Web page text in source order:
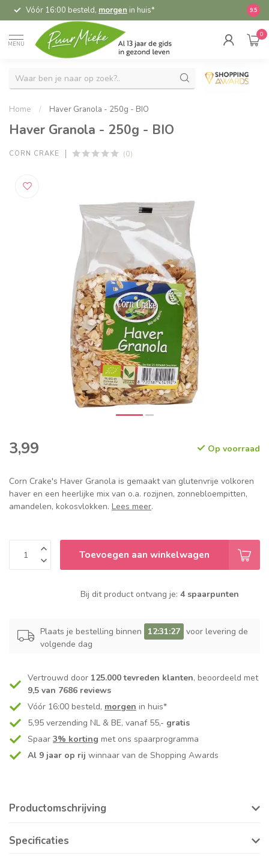
Vóór 16:00 besteld, morgen in huis* 9.5
MENU
0
Home / Haver Granola - 250g - BIO
Haver Granola - 250g - BIO
CORN CRAKE (0)
3,99 Op voorraad
Corn Crake's Haver Granola is gemaakt van glutenvrije volkoren
haver en een heerlijke mix van o.a. rozijnen, zonnebloempitten,
amandelen, kokosvlokken. Lees meer.
Toevoegen aan winkelwagen
Bij dit product ontvang je: 4 spaarpunten
Plaats je bestelling binnen 12:31:27 voor levering de
volgende dag
Vertrouwd door 125.000 tevreden klanten, beoordeeld met
9,5 van 7686 reviews
Vóór 16:00 besteld, morgen in huis*
5,95 verzending NL & BE, vanaf 55,- gratis
Spaar 3% korting met ons spaarprogramma
Al 9 jaar op rij winnaar van de Shopping Awards
Productomschrijving
Specificaties